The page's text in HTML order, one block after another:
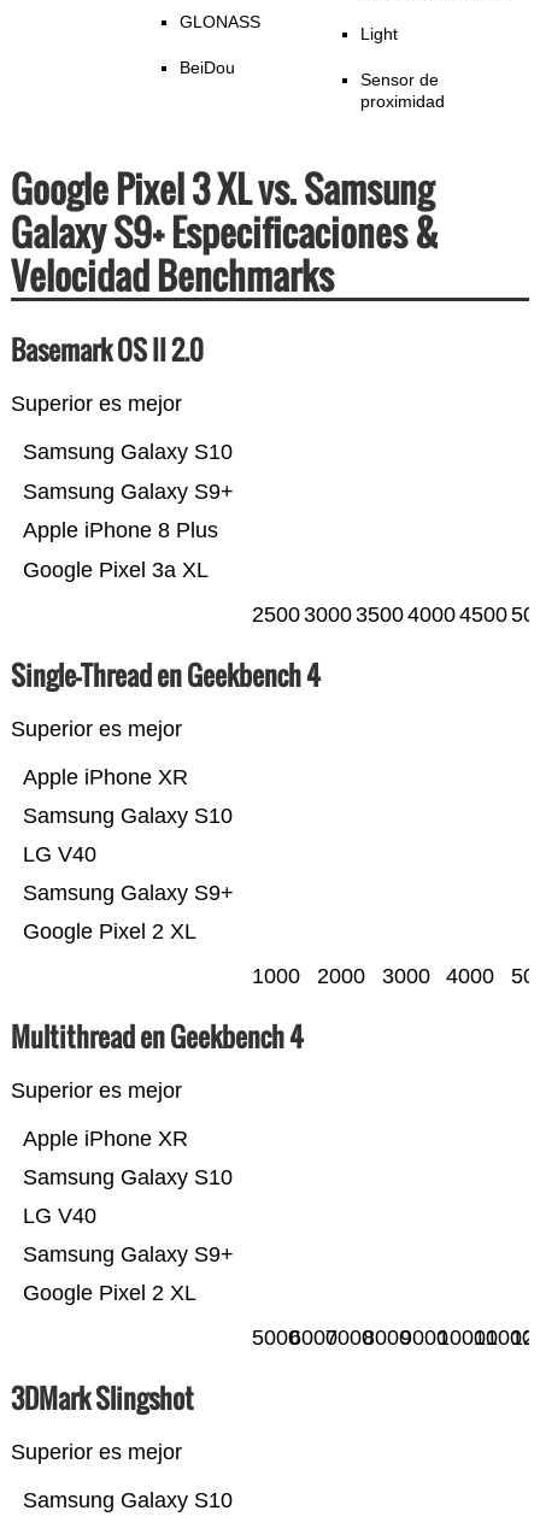
GLONASS
BeiDou
Light
Sensor de
proximidad
Google Pixel 3 XL vs. Samsung
Galaxy S9+ Especificaciones &
Velocidad Benchmarks
Basemark OS II 2.0
Superior es mejor
Google Pixel 3a XL
Apple iPhone 8 Plus
Samsung Galaxy S9+
Samsung Galaxy S10
25003000350040004500
Single-Thread en Geekbench 4
Superior es mejor
Google Pixel 2 XL
Samsung Galaxy S9+
LG V40
Samsung Galaxy S10
Apple iPhone XR
1000 2000 3000 4000
Multithread en Geekbench 4
Superior es mejor
Google Pixel 2 XL
Samsung Galaxy S9+
LG V40
Samsung Galaxy S10
Apple iPhone XR
500060007000800090001000011000
3DMark Slingshot
Superior es mejor
Samsung Galaxy S10